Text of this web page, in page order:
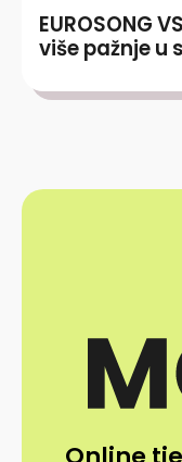
EUROSONG
više pažnje u